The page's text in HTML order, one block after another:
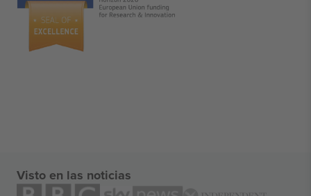
Visto en las noticias